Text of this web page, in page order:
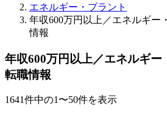
エネルギー・プラント
年収600万円以上／エネルギー
情報
年収600万円以上／エネルギー
転職情報
1641件中の1〜50件を表示